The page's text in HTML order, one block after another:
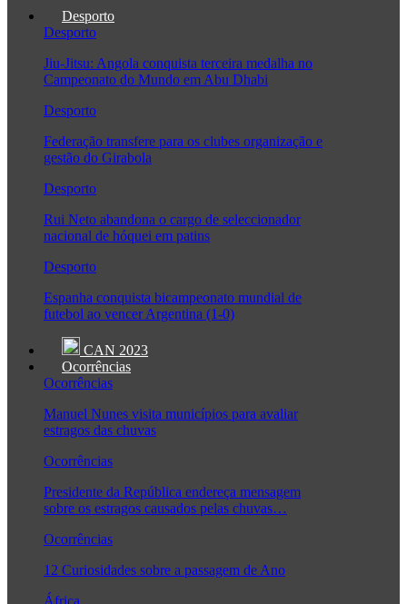
Desporto
Desporto
Jiu-Jitsu: Angola conquista terceira medalha no
Campeonato do Mundo em Abu Dhabi
Desporto
Federação transfere para os clubes organização e
gestão do Girabola
Desporto
Rui Neto abandona o cargo de seleccionador
nacional de hóquei em patins
Desporto
Espanha conquista bicampeonato mundial de
futebol ao vencer Argentina (1-0)
CAN 2023
Ocorrências
Ocorrências
Manuel Nunes visita municípios para avaliar
estragos das chuvas
Ocorrências
Presidente da República endereça mensagem
sobre os estragos causados pelas chuvas…
Ocorrências
12 Curiosidades sobre a passagem de Ano
África